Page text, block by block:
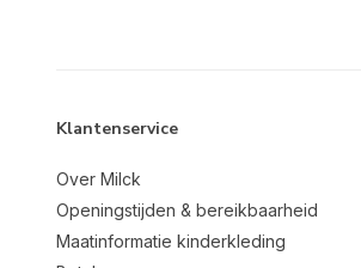
Klantenservice
Over Milck
Openingstijden & bereikbaarheid
Maatinformatie kinderkleding